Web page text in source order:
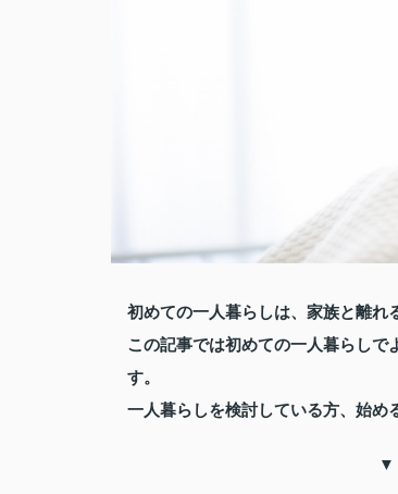
初めての一人暮らしは、家族と離れ
この記事では初めての一人暮らしで
す。
一人暮らしを検討している方、始め
▼